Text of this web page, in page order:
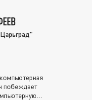
побеждает